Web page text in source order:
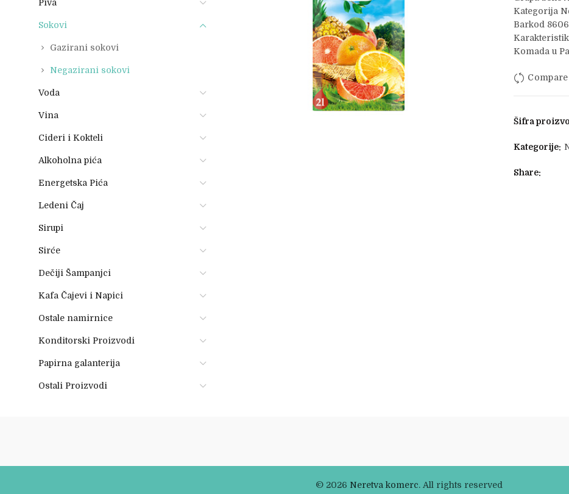
Kategorija
Barkod
Komada u
Compare
Šifra
Kategorije:
Share
Piva
Sokovi
Gazirani sokovi
Negazirani sokovi
Voda
Vina
Cideri i Kokteli
Alkoholna pića
Energetska Pića
Ledeni Čaj
Sirupi
Sirće
Dečiji Šampanjci
Kafa Čajevi i Napici
Ostale namirnice
Konditorski Proizvodi
Papirna galanterija
Ostali Proizvodi
© 2026 Neretva komerc. All rights reserved